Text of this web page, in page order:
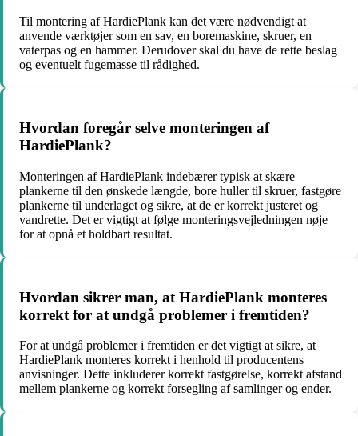
Til montering af HardiePlank kan det være nødvendigt at
anvende værktøjer som en sav, en boremaskine, skruer, en
vaterpas og en hammer. Derudover skal du have de rette beslag
og eventuelt fugemasse til rådighed.
Hvordan foregår selve monteringen af
HardiePlank?
Monteringen af HardiePlank indebærer typisk at skære
plankerne til den ønskede længde, bore huller til skruer, fastgøre
plankerne til underlaget og sikre, at de er korrekt justeret og
vandrette. Det er vigtigt at følge monteringsvejledningen nøje
for at opnå et holdbart resultat.
Hvordan sikrer man, at HardiePlank monteres
korrekt for at undgå problemer i fremtiden?
For at undgå problemer i fremtiden er det vigtigt at sikre, at
HardiePlank monteres korrekt i henhold til producentens
anvisninger. Dette inkluderer korrekt fastgørelse, korrekt afstand
mellem plankerne og korrekt forsegling af samlinger og ender.